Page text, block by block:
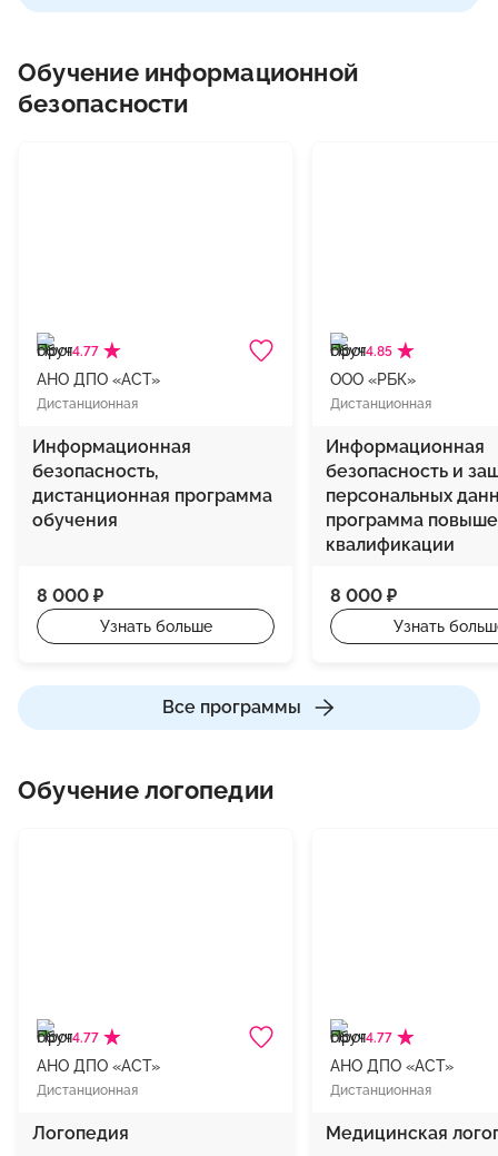
Обучение информационной
безопасности
Все программы
4.77
АНО ДПО «АСТ»
Дистанционная
Информационная
безопасность,
дистанционная программа
обучения
8 000 ₽
Узнать больше
4.85
ООО «РБК»
Дистанционная
Информационная
безопасность и
персональных
программа
квалификации
8 000 ₽
Узнать
Обучение логопедии
4.77
АНО ДПО «АСТ»
Дистанционная
Логопедия
4.77
АНО ДПО «АСТ»
Дистанционная
Медицинская